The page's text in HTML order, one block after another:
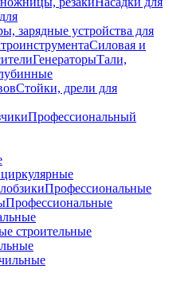
зарядные устройства для
Силовая и
ГенераторыТали,
Стойки, дрели для
Профессиональный
Профессиональные
Профессиональные
строительные